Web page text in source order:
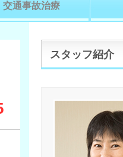
交通事故治療
スタッフ紹介